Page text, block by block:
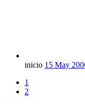
inicio 15 May
1
2